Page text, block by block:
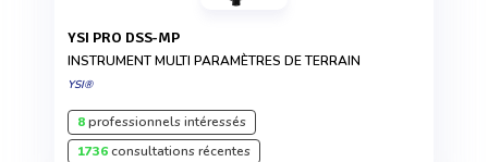
YSI PRO DSS-MP
INSTRUMENT MULTI PARAMÈTRES DE TERRAIN
YSI®
8professionnels intéressés
1736consultations récentes